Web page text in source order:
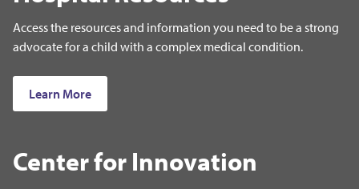
Access the resources and information you need to be a strong
advocate for a child with a complex medical condition.
Learn More
Center for Innovation